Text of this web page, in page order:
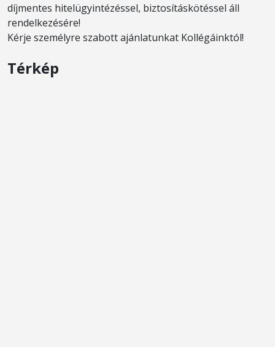
díjmentes hitelügyintézéssel, biztosításkötéssel áll
rendelkezésére!
Kérje személyre szabott ajánlatunkat Kollégáinktól!
Térkép